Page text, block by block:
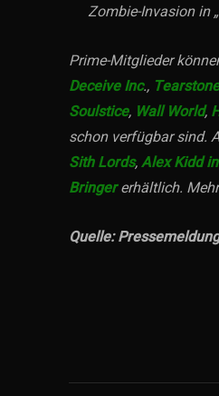
Zombie-Invasion in
Prime-Mitglieder
Deceive Inc.,
Soulstice, Wall World,
schon verfügbar sind.
Sith Lords,Alex Kidd
Bringererhältlich.
Quelle: Pressemeldung